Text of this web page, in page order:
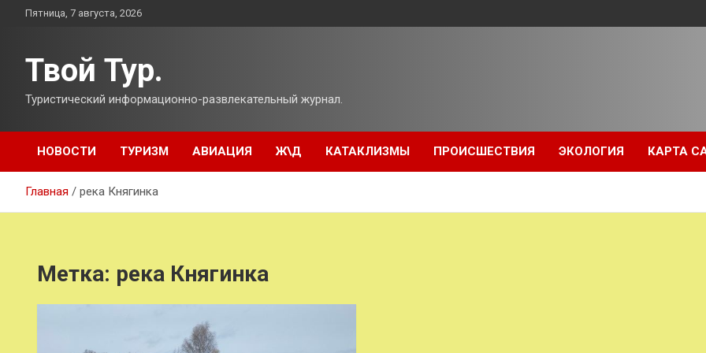
ПерейтиПятница, 7 августа, 2026
Твой Тур.
Туристический информационно-развлекательный журнал.
НОВОСТИ ТУРИЗМ АВИАЦИЯ Ж\Д КАТАКЛИЗМЫ ПРОИСШЕСТВИЯ ЭКОЛОГИЯ КАРТА
Главная река Княгинка
Метка: река Княгинка